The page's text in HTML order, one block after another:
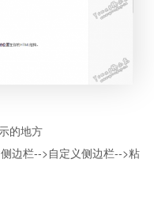
的地方
边栏-->自定义侧边栏-->粘